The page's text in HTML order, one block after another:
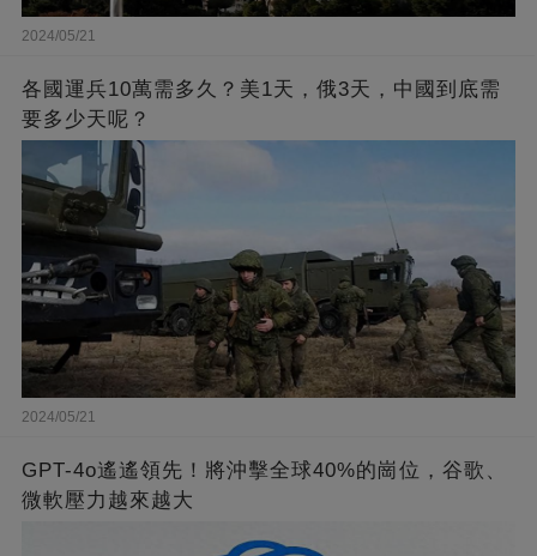
2024/05/21
各國運兵10萬需多久？美1天，俄3天，中國到底需
要多少天呢？
2024/05/21
GPT-4o遙遙領先！將沖擊全球40%的崗位，谷歌、
微軟壓力越來越大